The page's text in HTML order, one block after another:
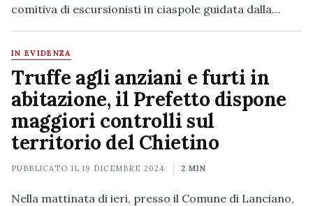
comitiva di escursionisti in ciaspole guidata dalla…
IN EVIDENZA
Truffe agli anziani e furti in
abitazione, il Prefetto dispone
maggiori controlli sul
territorio del Chietino
PUBBLICATO IL19 DICEMBRE 2024 2 MIN
Nella mattinata di ieri, presso il Comune di Lanciano,